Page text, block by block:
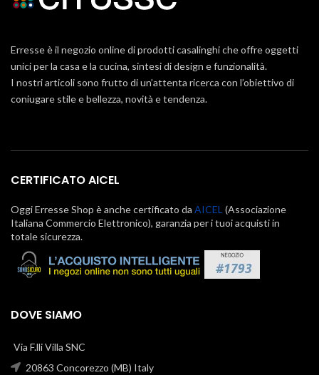
Erresse è il negozio online di prodotti casalinghi che offre oggetti
unici per la casa e la cucina, sintesi di design e funzionalità.
I nostri articoli sono frutto di un’attenta ricerca con l’obiettivo di
coniugare stile e bellezza, novità e tendenza.
CERTIFICATO AICEL
Oggi Erresse Shop è anche certificato da AICEL (Associazione
Italiana Commercio Elettronico), garanzia per i tuoi acquisti in
totale sicurezza.
DOVE SIAMO
Via F.lli Villa SNC
20863 Concorezzo (MB) Italy